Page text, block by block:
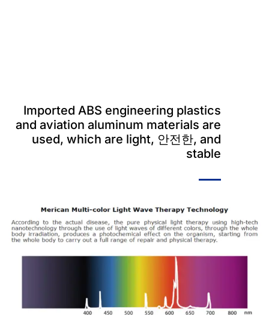
Imported ABS engineering plastics
and aviation aluminum materials are
used, which are light, 안전한, and
stable